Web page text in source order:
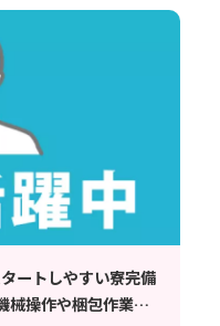
ートしやすい寮完備
械操作や梱包作業も